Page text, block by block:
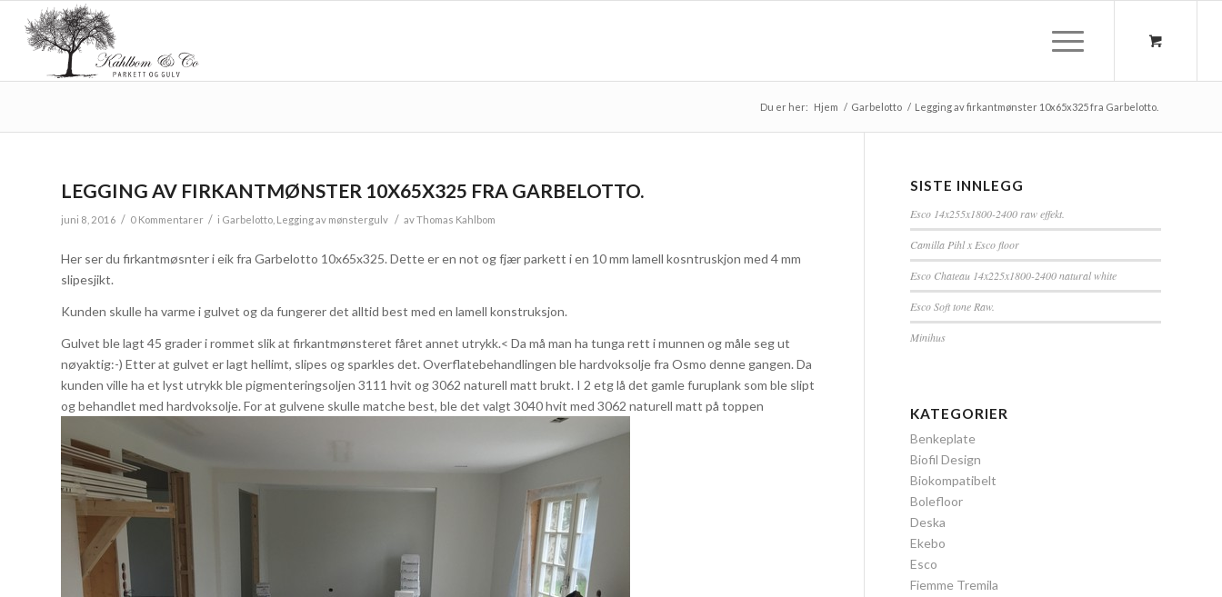
Du er her: Hjem / Garbelotto / Legging av firkantmønster 10x65x325 fra Garbelotto.
LEGGING AV FIRKANTMØNSTER 10X65X325 FRA GARBELOTTO.
juni 8, 2016 / 0 Kommentarer / i Garbelotto Legging av mønstergulv / avThomas Kahlbom
Her ser du firkantmøsnter i eik fra Garbelotto 10x65x325. Dette er en not og fjær parkett i en 10 mm lamell kosntruskjon med 4 mm
slipesjikt.
Kunden skulle ha varme i gulvet og da fungerer det alltid best med en lamell konstruksjon.
Gulvet ble lagt 45 grader i rommet slik at firkantmønsteret fåret annet utrykk.< Da må man ha tunga rett i munnen og måle seg ut
nøyaktig:-) Etter at gulvet er lagt hellimt, slipes og sparkles det. Overflatebehandlingen ble hardvoksolje fra Osmo denne gangen. Da
kunden ville ha et lyst utrykk ble pigmenteringsoljen 3111 hvit og 3062 naturell matt brukt. I 2 etg lå det gamle furuplank som ble slipt
og behandlet med hardvoksolje. For at gulvene skulle matche best, ble det valgt 3040 hvit med 3062 naturell matt på toppen
SISTE INNLEGG
Esco 14x255x1800-2400 raw effekt.
Camilla Pihl x Esco floor
Esco Chateau 14x225x1800-2400 natural white
Esco Soft tone Raw.
Minihus
KATEGORIER
Benkeplate
Biofil Design
Biokompatibelt
Bolefloor
Deska
Ekebo
Esco
Fiemme Tremila